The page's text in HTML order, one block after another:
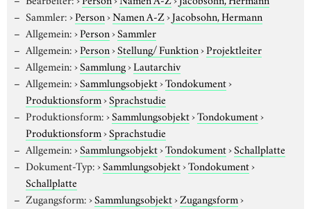
Sammler:›Person›Namen A-Z›Jacobsohn, Hermann
Allgemein:›Person›Sammler
Allgemein:›Person›Stellung/ Funktion›Projektleiter
Allgemein:›Sammlung›Lautarchiv
Allgemein:›Sammlungsobjekt›Tondokument›
Produktionsform›Sprachstudie
Produktionsform:›Sammlungsobjekt›Tondokument›
Produktionsform›Sprachstudie
Allgemein:›Sammlungsobjekt›Tondokument›Schallplatte
Dokument-Typ:›Sammlungsobjekt›Tondokument›
Schallplatte
Zugangsform:›Sammlungsobjekt›Zugangsform›